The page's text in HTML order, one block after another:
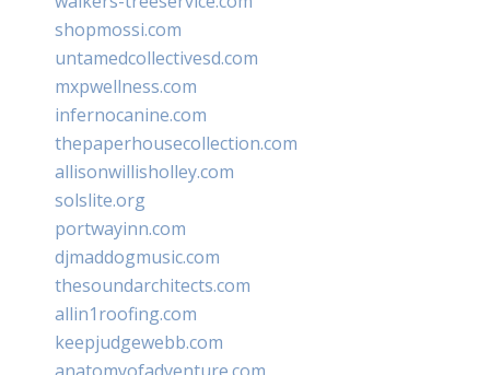
shopmossi.com
untamedcollectivesd.com
mxpwellness.com
infernocanine.com
thepaperhousecollection.com
allisonwillisholley.com
solslite.org
portwayinn.com
djmaddogmusic.com
thesoundarchitects.com
allin1roofing.com
keepjudgewebb.com